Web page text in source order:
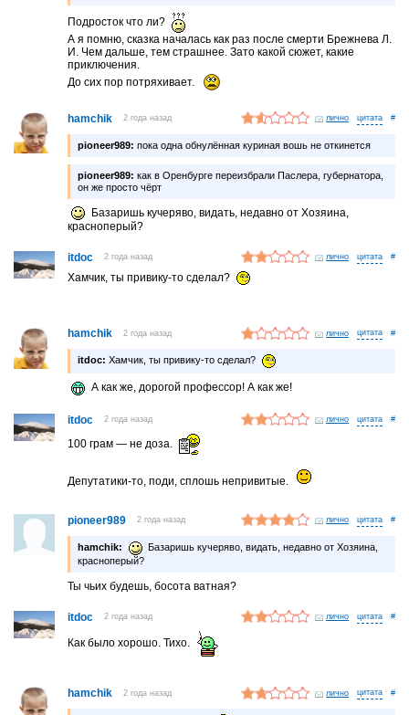
Подросток что ли?
А я помню, сказка началась как раз после смерти Брежнева Л.
И. Чем дальше, тем страшнее. Зато какой сюжет, какие
приключения.
До сих пор потряхивает.
hamchik 2 года назад лично #
pioneer989: пока одна обнулённая куриная вошь не откинется
pioneer989: как в Оренбурге переизбрали Паслера, губернатора,
он же просто чёрт
Базаришь кучеряво, видать, недавно от Хозяина,
красноперый?
itdoc 2 года назад лично #
Хамчик, ты привику-то сделал?
hamchik 2 года назад лично #
itdoc: Хамчик, ты привику-то сделал?
А как же, дорогой профессор! А как же!
itdoc 2 года назад лично #
100 грам — не доза.
Депутатики-то, поди, сплошь непривитые.
pioneer989 2 года назад лично #
hamchik:
Базаришь кучеряво, видать, недавно от Хозяина,
красноперый?
Ты чьих будешь, босота ватная?
itdoc 2 года назад лично #
Как было хорошо. Тихо.
hamchik 2 года назад лично #